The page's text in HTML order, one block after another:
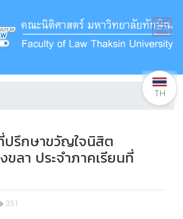
ปรึกษาขวัญใจนิสิต
ขลา ประจำภาคเรียนที่
351
TH